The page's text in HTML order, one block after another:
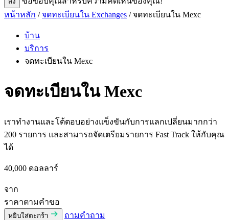
หน้าหลัก / จดทะเบียนใน Exchanges / จดทะเบียนใน Mexc
บ้าน
บริการ
จดทะเบียนใน Mexc
จดทะเบียนใน Mexc
เราทำงานและโต้ตอบอย่างแข็งขันกับการแลกเปลี่ยนมากกว่า
200 รายการ และสามารถจัดเตรียมรายการ Fast Track ให้กับคุณ
ได้
40,000 ดอลลาร์
จาก
ราคาตามคําขอ
หยิบใส่ตะกร้า ถามคําถาม